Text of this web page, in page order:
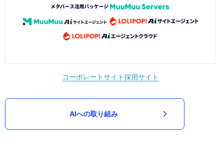
コーポレートサイト採用サイト
AIへの取り組み